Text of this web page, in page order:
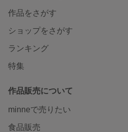
作品をさがす
ショップをさがす
ランキング
特集
作品販売について
minneで売りたい
食品販売